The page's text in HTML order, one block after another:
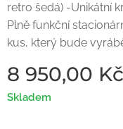
retro šedá) -Unikátní
Plně funkční
kus, který bude
8 950,00 Kč
Skladem